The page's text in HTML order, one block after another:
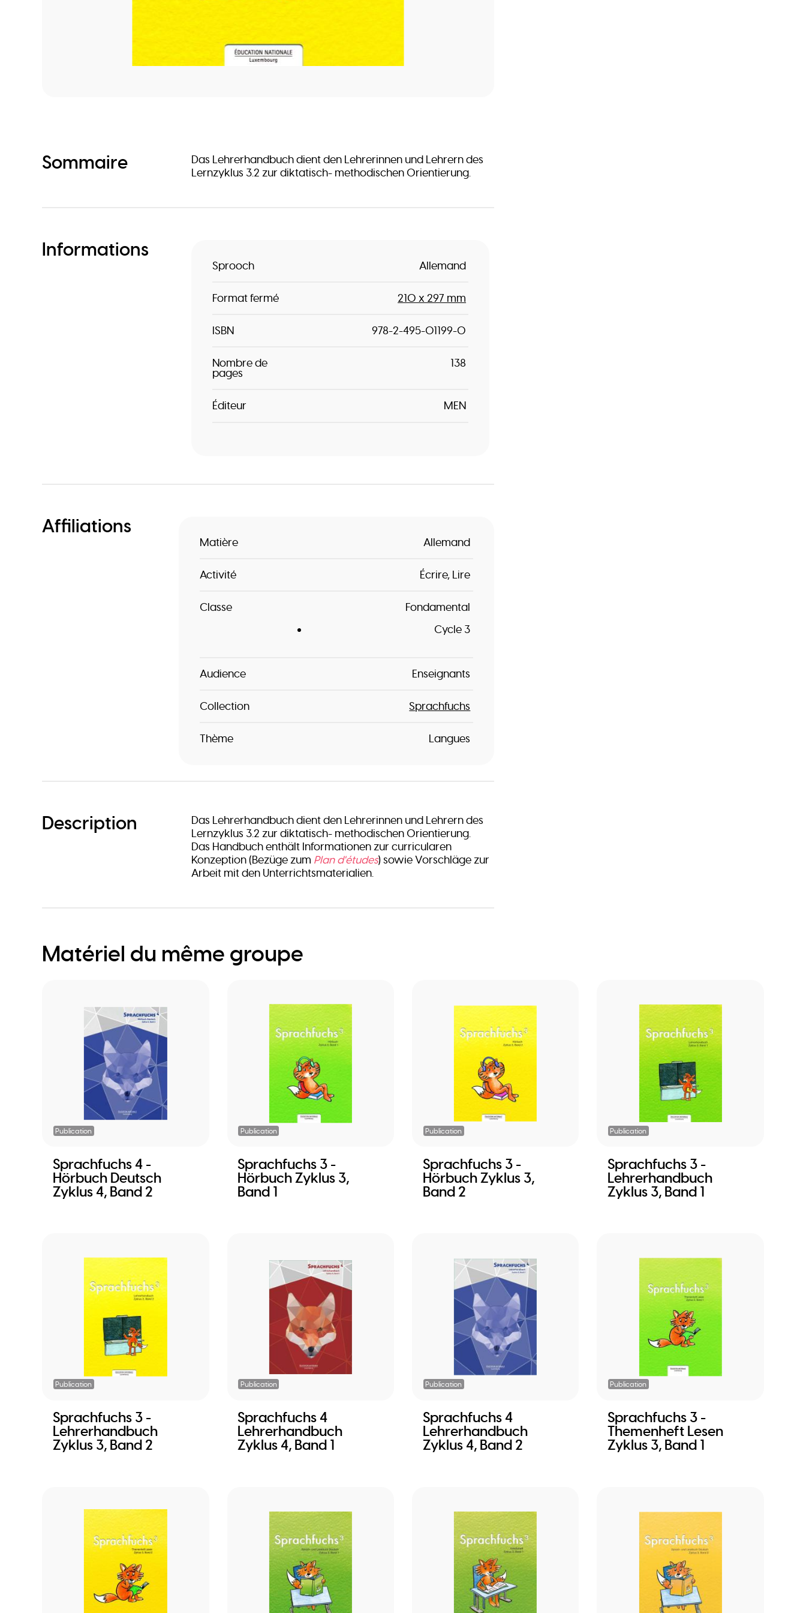
Sommaire
Das Lehrerhandbuch dient den Lehrerinnen und Lehrern des
Lernzyklus 3.2 zur diktatisch- methodischen Orientierung.
Informations
Sprooch Allemand
Format fermé 210 x 297 mm
ISBN 978-2-495-01199-0
Nombre de
pages
138
Éditeur MEN
Affiliations
Matière Allemand
Activité Écrire Lire
Classe
Fondamental
Cycle 3
Audience Enseignants
Collection Sprachfuchs
Thème Langues
Description
Das Lehrerhandbuch dient den Lehrerinnen und Lehrern des
Lernzyklus 3.2 zur diktatisch- methodischen Orientierung.
Das Handbuch enthält Informationen zur curricularen
Konzeption (Bezüge zum Plan d'études) sowie Vorschläge zur
Arbeit mit den Unterrichtsmaterialien.
Matériel du même groupe
Publication
Sprachfuchs 4 -
Hörbuch Deutsch
Zyklus 4, Band 2
Publication
Sprachfuchs 3 -
Hörbuch Zyklus 3,
Band 1
Publication
Sprachfuchs 3 -
Hörbuch Zyklus 3,
Band 2
Publication
Sprachfuchs 3 -
Lehrerhandbuch
Zyklus 3, Band 1
Publication
Sprachfuchs 3 -
Lehrerhandbuch
Zyklus 3, Band 2
Publication
Sprachfuchs 4
Lehrerhandbuch
Zyklus 4, Band 1
Publication
Sprachfuchs 4
Lehrerhandbuch
Zyklus 4, Band 2
Publication
Sprachfuchs 3 -
Themenheft Lesen
Zyklus 3, Band 1